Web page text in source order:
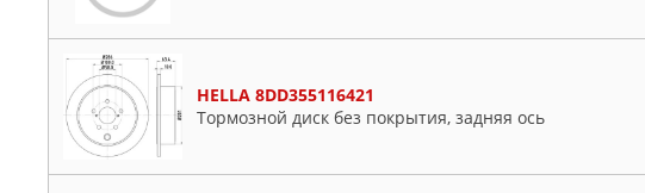
Chevrolet
Chrysler
Citroen
Dodge
Fiat
Ford
HELLA 8DD355116421
Тормозной диск без покрытия, задняя ось